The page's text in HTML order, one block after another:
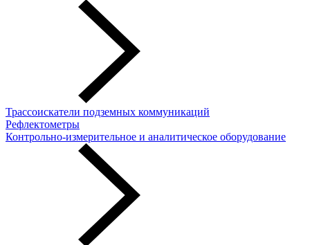
Трассоискатели подземных коммуникаций
Рефлектометры
Контрольно-измерительное и аналитическое оборудование